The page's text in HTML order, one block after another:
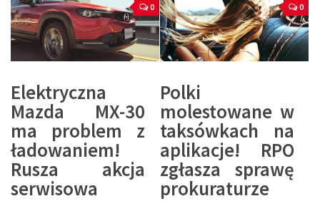
0
Elektryczna
Mazda MX-30
ma problem z
ładowaniem!
Rusza akcja
serwisowa
0
Polki
molestowane w
taksówkach na
aplikacje! RPO
zgłasza sprawę
prokuraturze